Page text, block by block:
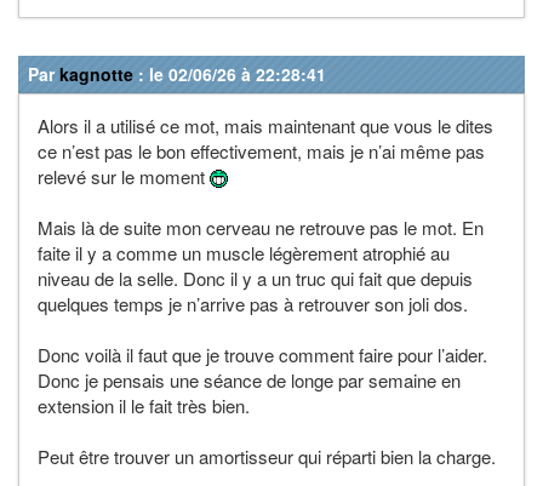
Parkagnotte : le 02/06/26 à 22:28:41
Alors il a utilisé ce mot, mais maintenant que vous le dites
ce n’est pas le bon effectivement, mais je n’ai même pas
relevé sur le moment
Mais là de suite mon cerveau ne retrouve pas le mot. En
faite il y a comme un muscle légèrement atrophié au
niveau de la selle. Donc il y a un truc qui fait que depuis
quelques temps je n’arrive pas à retrouver son joli dos.
Donc voilà il faut que je trouve comment faire pour l’aider.
Donc je pensais une séance de longe par semaine en
extension il le fait très bien.
Peut être trouver un amortisseur qui réparti bien la charge.